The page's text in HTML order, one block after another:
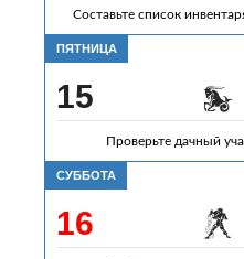
Составьте список
ПЯТНИЦА
15
Проверьте дачный
СУББОТА
16